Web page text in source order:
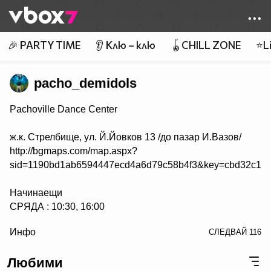
👾
🎉 PARTY TIME 👂 Клю – клю 🪀CHILL ZONE
pacho_demidols
Pachoville Dance Center
ж.к. Стрелбище, ул. Й.Йовков 13 /до пазар И.Вазов/
http://bgmaps.com/map.aspx?
Начинаещи
СРЯДА : 10:30, 16:00
НЕДЕЛЯ : 15:00, 17:00
Напреднали
Инфо СЛЕДВАЙ 116
Любими